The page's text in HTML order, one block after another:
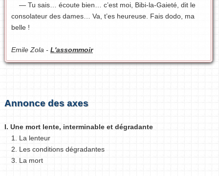
— Tu sais… écoute bien… c’est moi, Bibi-la-Gaieté, dit le
consolateur des dames… Va, t’es heureuse. Fais dodo, ma
belle !
Emile Zola - L'assommoir
Annonce des axes
I. Une mort lente, interminable et dégradante
1. La lenteur
2. Les conditions dégradantes
3. La mort